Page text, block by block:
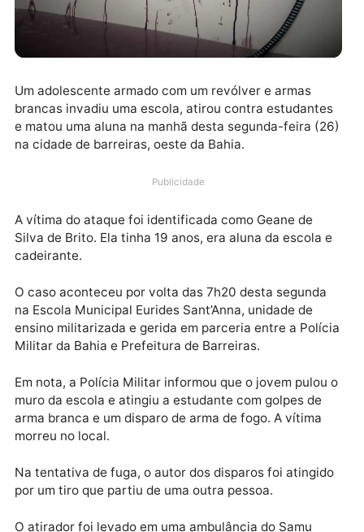
brancas invadiu uma escola, atirou contra
na cidade de barreiras, oeste da Bahia.
A vítima do ataque foi identificada como Geane de
Silva de Brito. Ela tinha 19 anos, era aluna da escola
cadeirante.
O caso aconteceu por volta das 7h20 desta segunda
na Escola Municipal Eurides Sant’Anna, unidade de
ensino militarizada e gerida em parceria entre a
Militar da Bahia e Prefeitura de Barreiras.
Em nota, a Polícia Militar informou que o jovem
muro da escola e atingiu a estudante com golpes de
arma branca e um disparo de arma de fogo. A vítima